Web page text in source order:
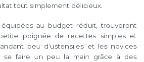
tout simplement délicieux.
au budget réduit, trouveront
poignée de recettes simples et
peu d’ustensiles et les novices
se faire un peu la main grâce à des